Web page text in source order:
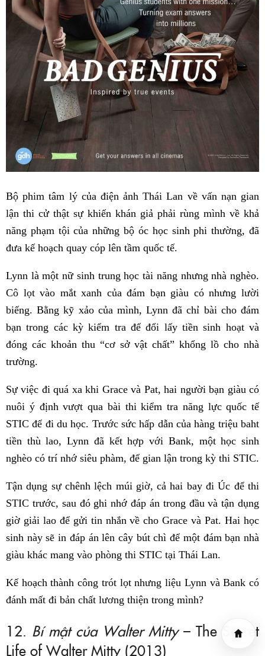
Bộ phim tâm lý của điện ảnh Thái Lan về vấn nạn gian
lận thi cử thật sự khiến khán giả phải rùng mình về khả
năng phạm tội của những bộ óc học sinh phi thường, đã
đưa kế hoạch quay cóp lên tầm quốc tế.
Lynn là một nữ sinh trung học tài năng nhưng nhà nghèo.
Cô lọt vào mắt xanh của đám bạn giàu có nhưng lười
biếng. Bằng kỹ xảo của mình, Lynn đã chỉ bài cho đám
bạn trong các kỳ kiểm tra để đổi lấy tiền sinh hoạt và
đóng các khoản thu “cơ sở vật chất” khổng lồ cho nhà
trường.
Sự việc đi quá xa khi Grace và Pat, hai người bạn giàu có
nuôi ý định vượt qua bài thi kiểm tra năng lực quốc tế
STIC để đi du học. Trước sức hấp dẫn của hàng triệu baht
tiền thù lao, Lynn đã kết hợp với Bank, một học sinh
nghèo có trí nhớ siêu phàm, để gian lận trong kỳ thi STIC.
Tận dụng sự chênh lệch múi giờ, cả hai bay đi Úc để thi
STIC trước, sau đó ghi nhớ đáp án trong đầu và tận dụng
giờ giải lao để gửi tin nhắn về cho Grace và Pat. Hai học
sinh này sẽ in đáp án lên cây bút chì để một đám bạn nhà
giàu khác mang vào phòng thi STIC tại Thái Lan.
Kế hoạch thành công trót lọt nhưng liệu Lynn và Bank có
đánh mất đi bản chất lương thiện trong mình?
12. Bí mật của Walter Mitty– The Secret
Life of Walter Mitty (2013)